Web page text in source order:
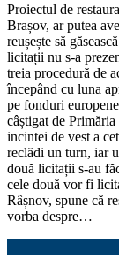
Proiectul de
Brașov, ar putea
reușește să
licitații nu s-a
treia procedură de
începând cu luna
pe fonduri
câștigat de
incintei de vest a
reclădi un turn, iar
două licitații s-au
cele două vor fi
Râșnov, spune că
vorba despre…